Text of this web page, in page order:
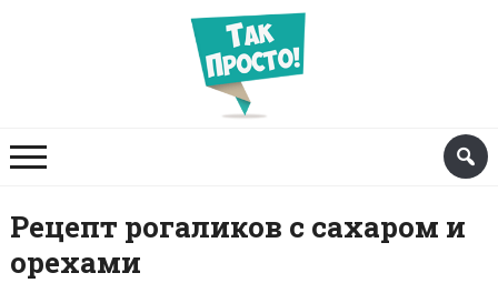
Рецепт рогаликов с сахаром и
орехами